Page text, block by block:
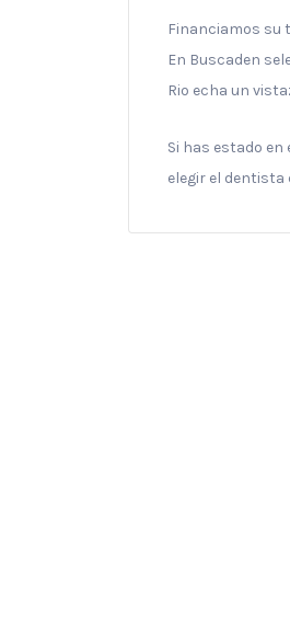
Financiamos su
En Buscaden
Rio echa un
Si has estado
elegir el dentista